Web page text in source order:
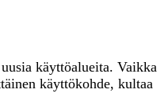
käyttöalueita. Vaikka
käyttökohde, kultaa